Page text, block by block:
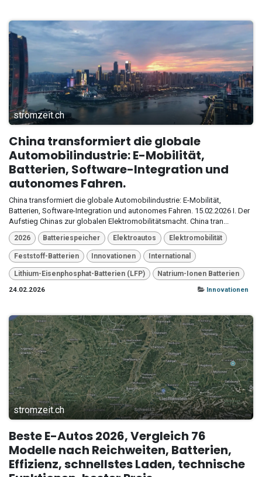
stromzeit.ch
China transformiert die globale
Automobilindustrie: E-Mobilität,
Batterien, Software-Integration und
autonomes Fahren.
China transformiert die globale Automobilindustrie: E-Mobilität,
Batterien, Software-Integration und autonomes Fahren. 15.02.2026 I. Der
Aufstieg Chinas zur globalen Elektromobilitätsmacht. China tran...
2026 Batteriespeicher Elektroautos Elektromobilität
Feststoff-Batterien Innovationen International
Lithium-Eisenphosphat-Batterien (LFP)
Natrium-Ionen Batterien
24.02.2026
Innovationen
stromzeit.ch
Beste E-Autos 2026, Vergleich 76
Modelle nach Reichweiten, Batterien,
Effizienz, schnellstes Laden, technische